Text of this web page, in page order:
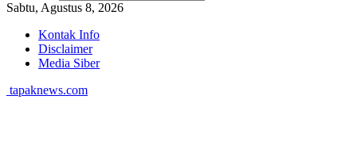
Sabtu, Agustus 8, 2026
Kontak Info
Disclaimer
Media Siber
tapaknews.com